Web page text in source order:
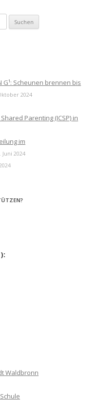
G¹: Scheunen brennen bis
2024
Parenting (ICSP) in
im
Juni 2024
Waldbronn